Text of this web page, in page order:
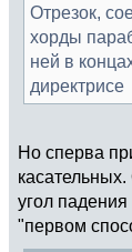
Отрезок,
хорды
ней в
директрисе
Но сперва
угол падения
"первом